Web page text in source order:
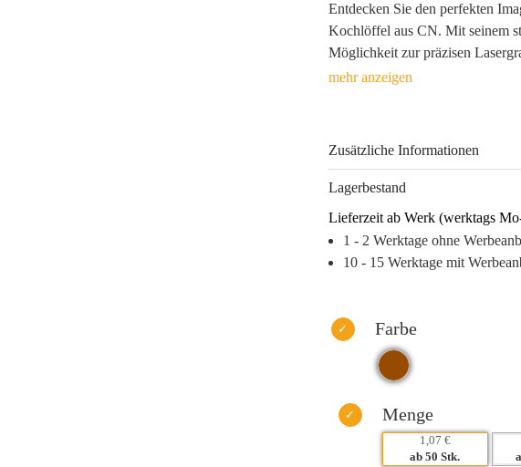
Entdecken Sie den perfekten
Kochlöffel aus CN. Mit seinem
Möglichkeit zur präzisen
Küchenbegleiter. Jeder Löffel
nur ein nützliches Produkt,
Präsenz Ihrer Botschaft.
erleichtert und gleichzeitig Ihre
Warum dieses Produkt Ihre
– Langfristige Sichtbarkeit Ihrer
– Ideal für kreative
Zusätzliche Informationen
Lagerbestand
Lieferzeit ab Werk (werktags
1 - 2 Werktage ohne
10 - 15 Werktage mit
Farbe
Menge
1,07 €
ab 50 Stk.